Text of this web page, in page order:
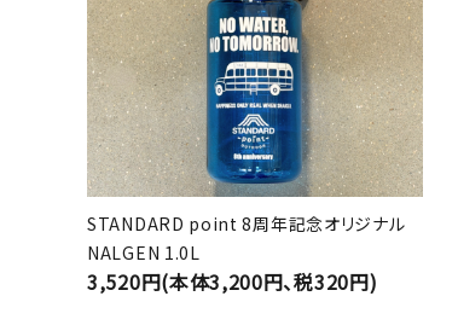
STANDARD point 8周年記念オリジナル
NALGEN 1.0L
3,520円(本体3,200円、税320円)